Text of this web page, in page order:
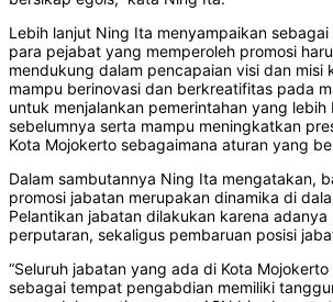
Lebih lanjut Ning Ita menyampaikan
para pejabat yang memperoleh promosi
mendukung dalam pencapaian visi dan misi
mampu berinovasi dan berkreatifitas pada
untuk menjalankan pemerintahan yang
sebelumnya serta mampu meningkatkan
Kota Mojokerto sebagaimana aturan yang
Dalam sambutannya Ning Ita mengatakan,
promosi jabatan merupakan dinamika di
Pelantikan jabatan dilakukan karena adanya
perputaran, sekaligus pembaruan posisi
“Seluruh jabatan yang ada di Kota
sebagai tempat pengabdian memiliki